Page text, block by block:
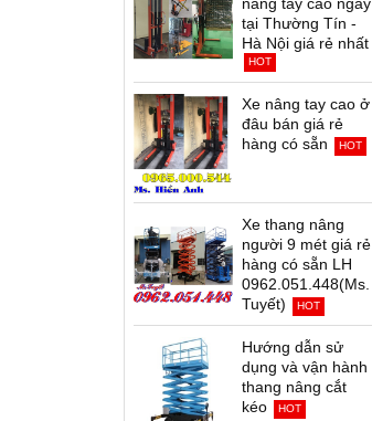
tại Thường Tín -
Hà Nội giá rẻ nhất
HOT
Xe nâng tay cao ở
đâu bán giá rẻ
hàng có sẵn
HOT
Xe thang nâng
người 9 mét giá rẻ
hàng có sẵn LH
0962.051.448(Ms.
Tuyết)
HOT
Hướng dẫn sử
dụng và vận hành
thang nâng cắt
kéo
HOT